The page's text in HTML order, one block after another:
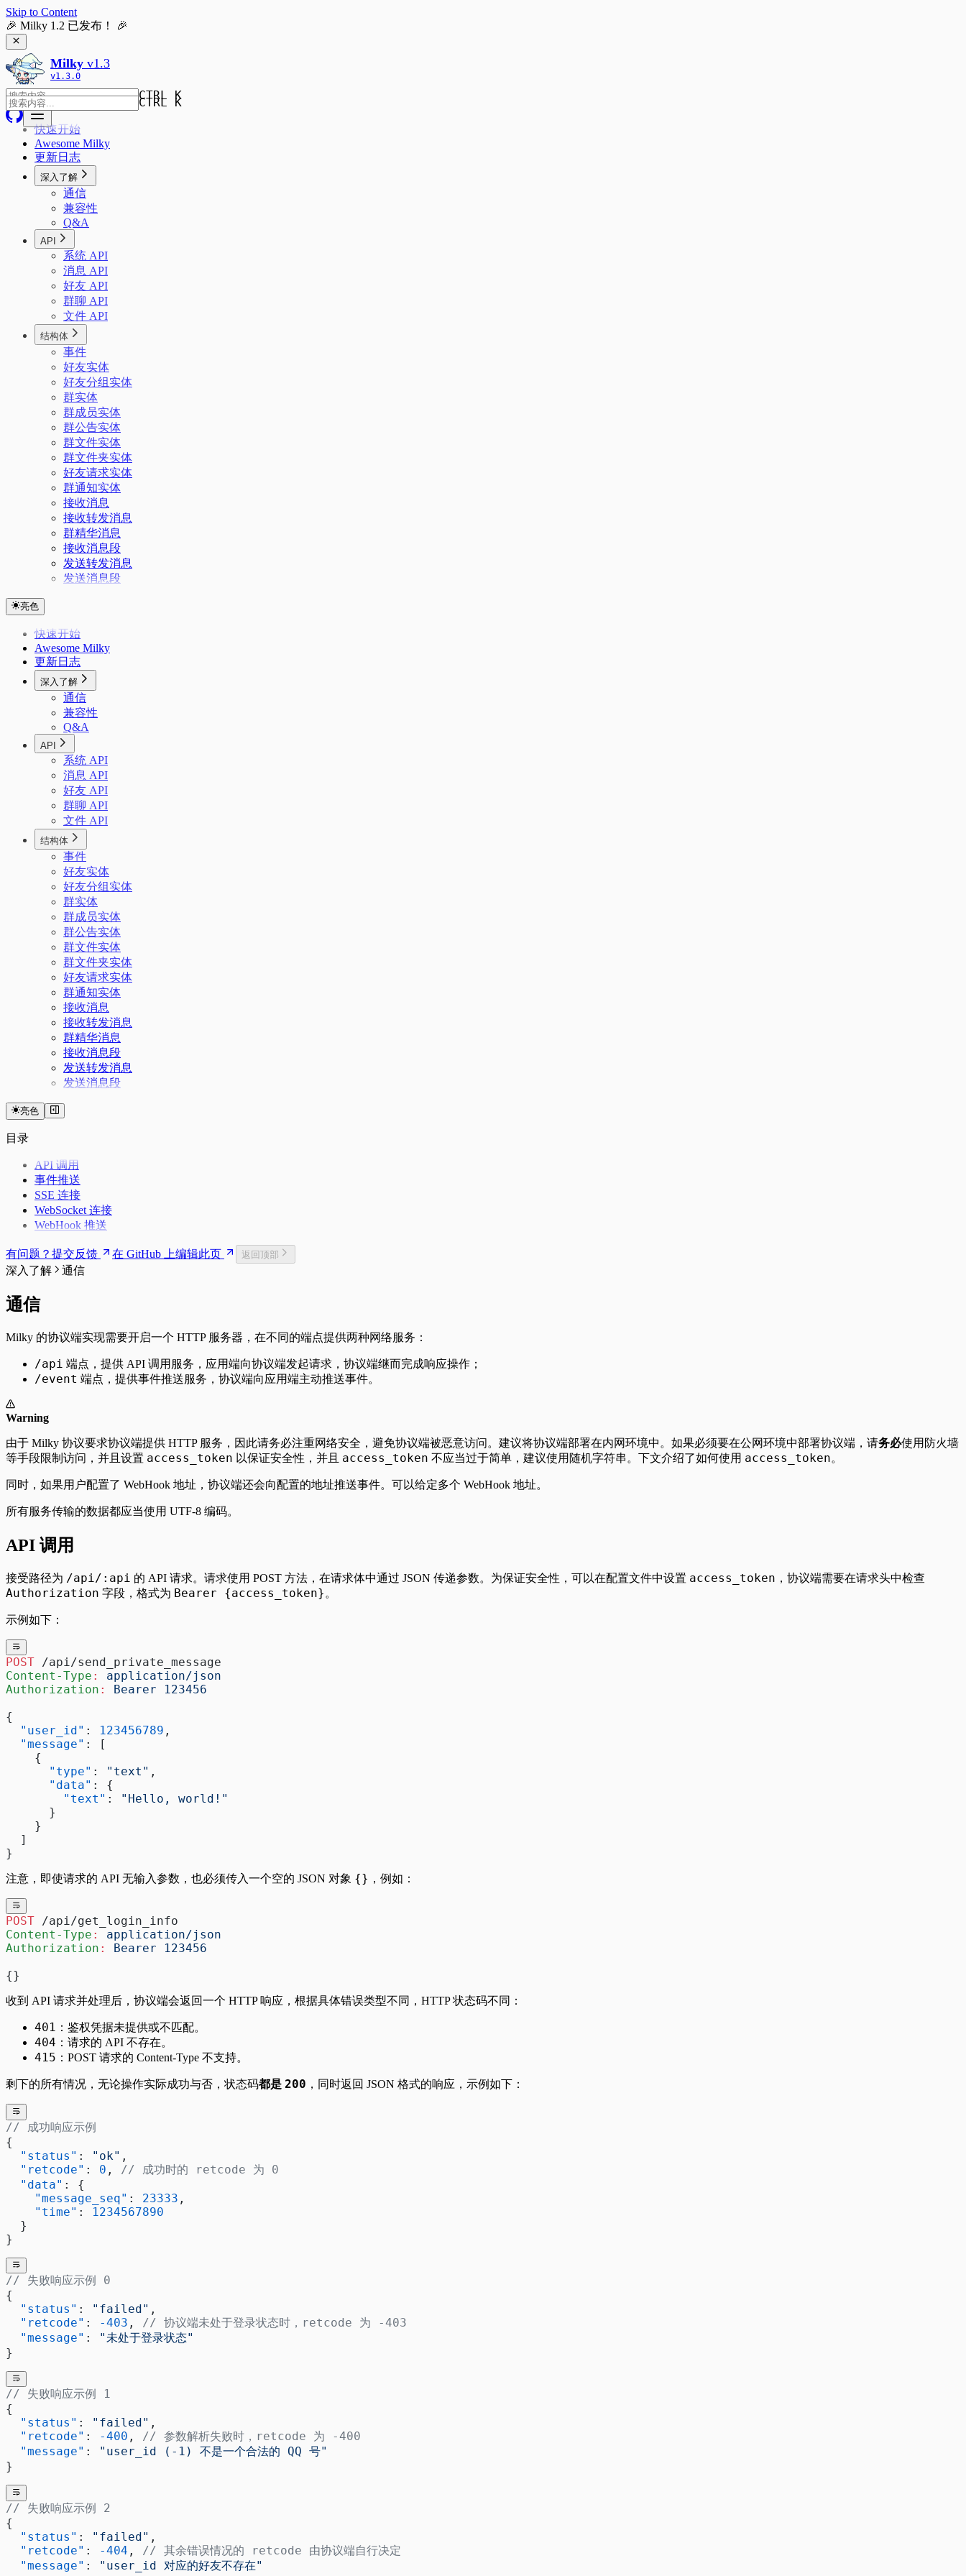
Skip to Content
🎉 Milky 1.2 已发布！ 🎉
Milky v1.3
v1.3.0
CTRL K
CTRL K
快速开始
Awesome Milky
更新日志
深入了解
通信
兼容性
Q&A
API
系统 API
消息 API
好友 API
群聊 API
文件 API
结构体
事件
好友实体
好友分组实体
群实体
群成员实体
群公告实体
群文件实体
群文件夹实体
好友请求实体
群通知实体
接收消息
接收转发消息
群精华消息
接收消息段
发送转发消息
发送消息段
亮色
快速开始
Awesome Milky
更新日志
深入了解
通信
兼容性
Q&A
API
系统 API
消息 API
好友 API
群聊 API
文件 API
结构体
事件
好友实体
好友分组实体
群实体
群成员实体
群公告实体
群文件实体
群文件夹实体
好友请求实体
群通知实体
接收消息
接收转发消息
群精华消息
接收消息段
发送转发消息
发送消息段
亮色
目录
API 调用
事件推送
SSE 连接
WebSocket 连接
WebHook 推送
有问题？提交反馈 在 GitHub 上编辑此页 返回顶部
深入了解 通信
通信
Milky 的协议端实现需要开启一个 HTTP 服务器，在不同的端点提供两种网络服务：
/api 端点，提供 API 调用服务，应用端向协议端发起请求，协议端继而完成响应操作；
/event 端点，提供事件推送服务，协议端向应用端主动推送事件。
Warning
由于 Milky 协议要求协议端提供 HTTP 服务，因此请务必注重网络安全，避免协议端被恶意访问。建议将协议端部署在内网环境中。如果必须要在公网环境中部署协议端，请务必使用防火墙
等手段限制访问，并且设置 access_token 以保证安全性，并且 access_token 不应当过于简单，建议使用随机字符串。下文介绍了如何使用 access_token。
同时，如果用户配置了 WebHook 地址，协议端还会向配置的地址推送事件。可以给定多个 WebHook 地址。
所有服务传输的数据都应当使用 UTF-8 编码。
API 调用
接受路径为 /api/:api 的 API 请求。请求使用 POST 方法，在请求体中通过 JSON 传递参数。为保证安全性，可以在配置文件中设置 access_token ，协议端需要在请求头中检查
Authorization 字段，格式为 Bearer {access_token} 。
示例如下：
POST /api/send_private_message
Content-Type :
application/json
Authorization :
Bearer 123456
{
  "user_id"
: 123456789 ,
  "message"
: [
    {
      "type"
: "text" ,
      "data"
: {
        "text"
:
"Hello, world!"
      }
    }
  ]
}
注意，即使请求的 API 无输入参数，也必须传入一个空的 JSON 对象 {} ，例如：
POST /api/get_login_info
Content-Type :
application/json
Authorization :
Bearer 123456
{}
收到 API 请求并处理后，协议端会返回一个 HTTP 响应，根据具体错误类型不同，HTTP 状态码不同：
401 ：鉴权凭据未提供或不匹配。
404 ：请求的 API 不存在。
415 ：POST 请求的 Content-Type 不支持。
剩下的所有情况，无论操作实际成功与否，状态码都是 200 ，同时返回 JSON 格式的响应，示例如下：
// 成功响应示例
{
  "status"
: "ok" ,
  "retcode"
: 0 ,
// 成功时的 retcode 为 0
  "data"
: {
    "message_seq"
: 23333 ,
    "time"
:
1234567890
  }
}
// 失败响应示例 0
{
  "status"
: "failed" ,
  "retcode"
: -403 , // 协议端未处于登录状态时，retcode 为 -403
  "message"
:
"未处于登录状态"
}
// 失败响应示例 1
{
  "status"
: "failed" ,
  "retcode"
: -400 , // 参数解析失败时，retcode 为 -400
  "message"
:
"user_id (-1) 不是一个合法的 QQ 号"
}
// 失败响应示例 2
{
  "status"
: "failed" ,
  "retcode"
: -404 ,
// 其余错误情况的 retcode 由协议端自行决定
  "message"
:
"user_id 对应的好友不存在"